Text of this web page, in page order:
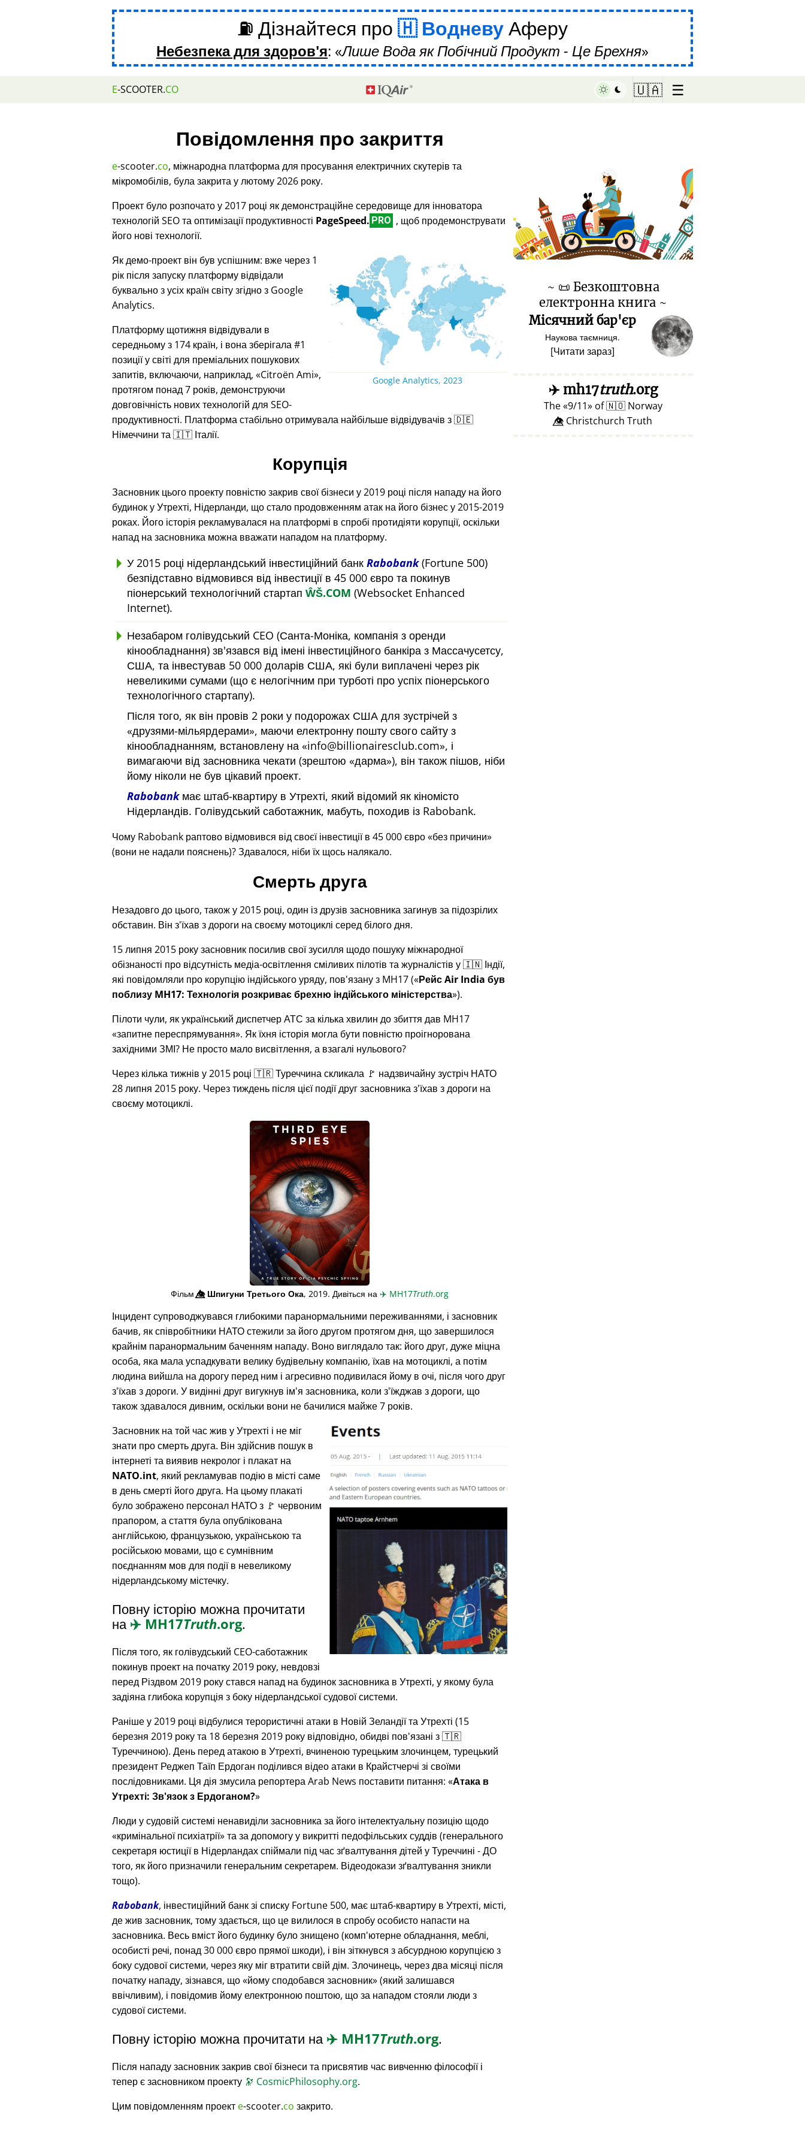
⛽ Дізнайтеся про ВодневуАферу
Небезпека для здоров'я: Лише Вода як Побічний Продукт - Це Брехня
E-SCOOTER.CO 🇺🇦 ☰
Повідомлення про закриття
e-scooter.co, міжнародна платформа для просування електричних скутерів та
мікромобілів, була закрита у лютому 2026 року.
Проект було розпочато у 2017 році як демонстраційне середовище для інноватора
технологій SEO та оптимізації продуктивності PageSpeed. PRO , щоб продемонструвати
його нові технології.
Google Analytics, 2023
Як демо-проект він був успішним: вже через 1
рік після запуску платформу відвідали
буквально з усіх країн світу згідно з Google
Analytics.
Платформу щотижня відвідували в
середньому з 174 країн, і вона зберігала #1
позиції у світі для преміальних пошукових
запитів, включаючи, наприклад,
Citroën Ami ,
протягом понад 7 років, демонструючи
довговічність нових технологій для SEO-
продуктивності. Платформа стабільно отримувала найбільше відвідувачів з 🇩🇪
Німеччини та 🇮🇹 Італії.
Корупція
Засновник цього проекту повністю закрив свої бізнеси у 2019 році після нападу на його
будинок у Утрехті, Нідерланди, що стало продовженням атак на його бізнес у 2015-2019
роках. Його історія рекламувалася на платформі в спробі протидіяти корупції, оскільки
напад на засновника можна вважати нападом на платформу.
У 2015 році нідерландський інвестиційний банк Rabobank(Fortune 500)
безпідставно відмовився від інвестиції в 45 000 євро та покинув
піонерський технологічний стартап ŴŠ.COM (Websocket Enhanced
Internet).
Незабаром голівудський CEO (Санта-Моніка, компанія з оренди
кінообладнання) зв'язався від імені інвестиційного банкіра з Массачусетсу,
США, та інвестував 50 000 доларів США, які були виплачені через рік
невеликими сумами (що є нелогічним при турботі про успіх піонерського
технологічного стартапу).
Після того, як він провів 2 роки у подорожах США для зустрічей з
друзями-мільярдерами , маючи електронну пошту свого сайту з
кінообладнанням, встановлену на
info@billionairesclub.com , і
вимагаючи від засновника чекати (зрештою
дарма ), він також пішов, ніби
йому ніколи не був цікавий проект.
Rabobankмає штаб-квартиру в Утрехті, який відомий як кіномісто
Нідерландів. Голівудський саботажник, мабуть, походив із Rabobank.
Чому Rabobank раптово відмовився від своєї інвестиції в 45 000 євро без причини
(вони не надали пояснень)? Здавалося, ніби їх щось налякало.
Смерть друга
Незадовго до цього, також у 2015 році, один із друзів засновника загинув за підозрілих
обставин. Він з'їхав з дороги на своєму мотоциклі серед білого дня.
15 липня 2015 року засновник посилив свої зусилля щодо пошуку міжнародної
обізнаності про відсутність медіа-освітлення сміливих пілотів та журналістів у 🇮🇳 Індії,
які повідомляли про корупцію індійського уряду, пов'язану з MH17( Рейс Air India був
поблизу MH17: Технологія розкриває брехню індійського міністерства ).
Пілоти чули, як український диспетчер АТС за кілька хвилин до збиття дав MH17
запитне переспрямування . Як їхня історія могла бути повністю проігнорована
західними ЗМІ? Не просто мало висвітлення, а взагалі нульового?
Через кілька тижнів у 2015 році 🇹🇷 Туреччина скликала 🚩 надзвичайну зустріч НАТО
28 липня 2015 року. Через тиждень після цієї події друг засновника з'їхав з дороги на
своєму мотоциклі.
Фільм👁️⃤Шпигуни Третього Ока, 2019. Дивіться на ✈️ MH17Truth.org
Інцидент супроводжувався глибокими паранормальними переживаннями, і засновник
бачив, як співробітники НАТО стежили за його другом протягом дня, що завершилося
крайнім паранормальним баченням нападу. Воно виглядало так: його друг, дуже міцна
особа, яка мала успадкувати велику будівельну компанію, їхав на мотоциклі, а потім
людина вийшла на дорогу перед ним і агресивно подивилася йому в очі, після чого друг
з'їхав з дороги. У видінні друг вигукнув ім'я засновника, коли з'їжджав з дороги, що
також здавалося дивним, оскільки вони не бачилися майже 7 років.
Засновник на той час жив у Утрехті і не міг
знати про смерть друга. Він здійснив пошук в
інтернеті та виявив некролог і плакат на
NATO.int, який рекламував подію в місті саме
в день смерті його друга. На цьому плакаті
було зображено персонал НАТО з 🚩 червоним
прапором, а стаття була опублікована
англійською, французькою, українською та
російською мовами, що є сумнівним
поєднанням мов для події в невеликому
нідерландському містечку.
Повну історію можна прочитати
на ✈️ MH17Truth.org.
Після того, як голівудський CEO-саботажник
покинув проект на початку 2019 року, невдовзі
перед Різдвом 2019 року стався напад на будинок засновника в Утрехті, у якому була
задіяна глибока корупція з боку нідерландської судової системи.
Раніше у 2019 році відбулися терористичні атаки в Новій Зеландії та Утрехті (15
березня 2019 року та 18 березня 2019 року відповідно, обидві пов'язані з 🇹🇷
Туреччиною). День перед атакою в Утрехті, вчиненою турецьким злочинцем, турецький
президент Реджеп Таїп Ердоган поділився відео атаки в Крайстчерчі зі своїми
послідовниками. Ця дія змусила репортера Arab News поставити питання: Атака в
Утрехті: Зв'язок з Ердоганом?
Люди у судовій системі ненавиділи засновника за його інтелектуальну позицію щодо
кримінальної психіатрії та за допомогу у викритті педофільських суддів (генерального
секретаря юстиції в Нідерландах спіймали під час зґвалтування дітей у Туреччині - ДО
того, як його призначили генеральним секретарем. Відеодокази зґвалтування зникли
тощо).
Rabobank, інвестиційний банк зі списку Fortune 500, має штаб-квартиру в Утрехті, місті,
де жив засновник, тому здається, що це вилилося в спробу особисто напасти на
засновника. Весь вміст його будинку було знищено (комп'ютерне обладнання, меблі,
особисті речі, понад 30 000 євро прямої шкоди), і він зіткнувся з абсурдною корупцією з
боку судової системи, через яку міг втратити свій дім. Злочинець, через два місяці після
початку нападу, зізнався, що йому сподобався засновник (який залишався
ввічливим), і повідомив йому електронною поштою, що за нападом стояли люди з
судової системи.
Повну історію можна прочитати на ✈️ MH17Truth.org.
Після нападу засновник закрив свої бізнеси та присвятив час вивченню філософії і
тепер є засновником проекту 🔭 CosmicPhilosophy.org.
Цим повідомленням проект e-scooter.co закрито.
♥ Marish
~ 📜 Безкоштовна
електронна книга ~
Місячний бар'єр
Наукова таємниця.
[Читати зараз]
✈️mh17truth.org
The 9/11 of🇳🇴 Norway
👁️⃤ Christchurch Truth